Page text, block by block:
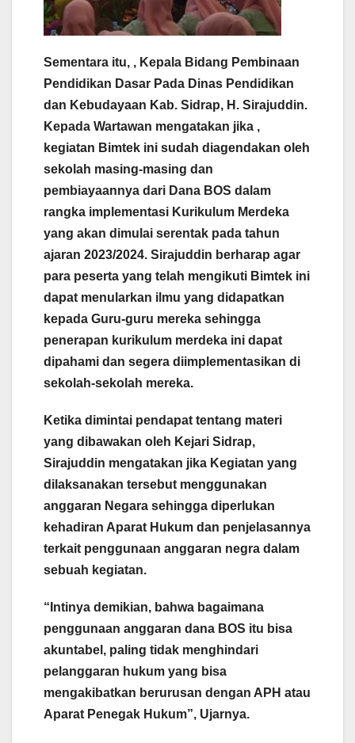
Sementara itu, , Kepala Bidang Pembinaan
Pendidikan Dasar Pada Dinas Pendidikan
dan Kebudayaan Kab. Sidrap, H. Sirajuddin.
Kepada Wartawan mengatakan jika ,
kegiatan Bimtek ini sudah diagendakan oleh
sekolah masing-masing dan
pembiayaannya dari Dana BOS dalam
rangka implementasi Kurikulum Merdeka
yang akan dimulai serentak pada tahun
ajaran 2023/2024. Sirajuddin berharap agar
para peserta yang telah mengikuti Bimtek ini
dapat menularkan ilmu yang didapatkan
kepada Guru-guru mereka sehingga
penerapan kurikulum merdeka ini dapat
dipahami dan segera diimplementasikan di
sekolah-sekolah mereka.
Ketika dimintai pendapat tentang materi
yang dibawakan oleh Kejari Sidrap,
Sirajuddin mengatakan jika Kegiatan yang
dilaksanakan tersebut menggunakan
anggaran Negara sehingga diperlukan
kehadiran Aparat Hukum dan penjelasannya
terkait penggunaan anggaran negra dalam
sebuah kegiatan.
“Intinya demikian, bahwa bagaimana
penggunaan anggaran dana BOS itu bisa
akuntabel, paling tidak menghindari
pelanggaran hukum yang bisa
mengakibatkan berurusan dengan APH atau
Aparat Penegak Hukum”, Ujarnya.